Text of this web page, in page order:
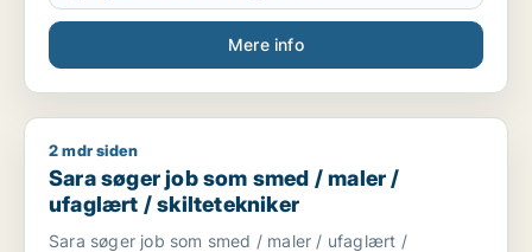
Mere info
Sara søger job som smed / maler / ufaglært / skiltetekniker
2 mdr siden
Sara søger job som smed / maler /
ufaglært / skiltetekniker
Sara søger job som smed / maler / ufaglært /